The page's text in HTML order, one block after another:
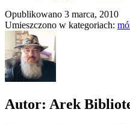
Opublikowano 3 marca, 2010
Umieszczono w kategoriach:
Autor: Arek